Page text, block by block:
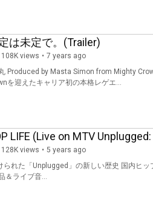
は未定で。(Trailer)
108K views
7 years ago
Masta Simon from Mighty Crown ビートとライムで心をほぐす、
を迎えたキャリア初の本格レゲエ...
LIFE (Live on MTV
128K views
5 years ago
られた「Unplugged」の新しい歴史 国内ヒ
作品＆ライブ音...